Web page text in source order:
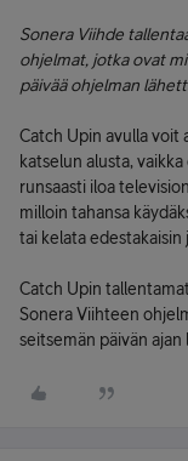
Sonera Viihde
ohjelmat, jotka ovat
päivää ohjelman
Catch Upin avulla voit
katselun alusta,
runsaasti iloa
milloin tahansa
tai kelata edestakaisin
Catch Upin
Sonera Viihteen
seitsemän päivän ajan